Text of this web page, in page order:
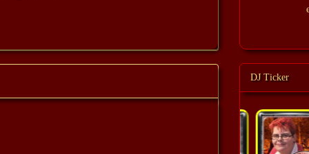
DJ Ticker